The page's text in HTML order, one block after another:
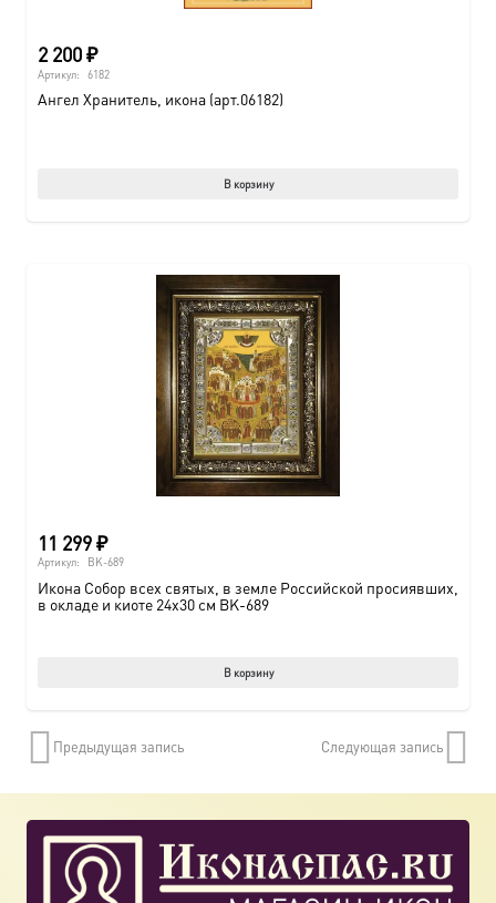
2 200₽
Артикул: 6182
Ангел Хранитель, икона (арт.06182)
В корзину
11 299₽
Артикул: BK-689
Икона Собор всех святых, в земле Российской просиявших,
в окладе и киоте 24х30 см BK-689
В корзину
Предыдущая запись Следующая запись